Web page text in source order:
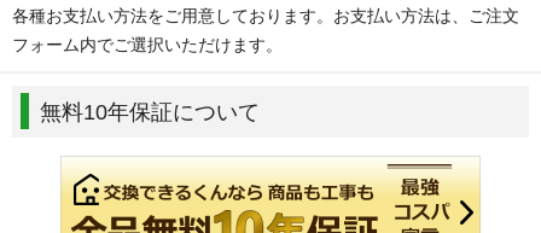
各種お支払い方法をご用意しております。お支払い方法は、ご注文
フォーム内でご選択いただけます。
無料10年保証について